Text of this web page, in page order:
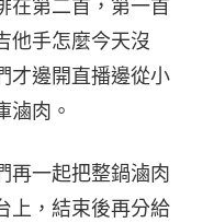
在第二首，第一首
他手怎麼今天沒
才邊開直播邊從小
滷肉。
再一起把整鍋滷肉
上，結束後再分給